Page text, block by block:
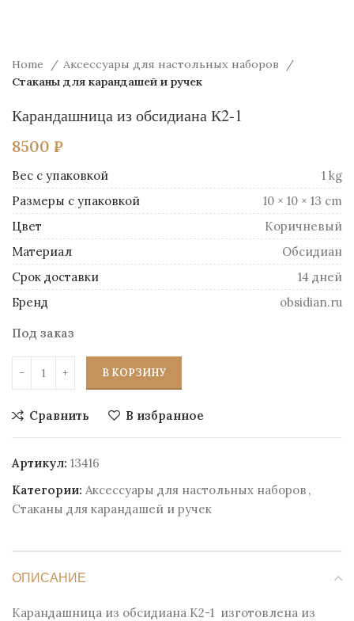
Home
Аксессуары для настольных наборов
Стаканы для карандашей и ручек
Карандашница из обсидиана К2-1
8500 ₽
Вес
1 kg
Размеры
10 × 10 × 13 cm
Цвет
Коричневый
Материал
Обсидиан
Срок доставки
14 дней
Бренд
obsidian.ru
Под заказ
В КОРЗИНУ
Сравнить В избранное
Артикул: 13416
Категории: Аксессуары для настольных наборов ,
Стаканы для карандашей и ручек
ОПИСАНИЕ
Карандашница из обсидиана К2-1 изготовлена из